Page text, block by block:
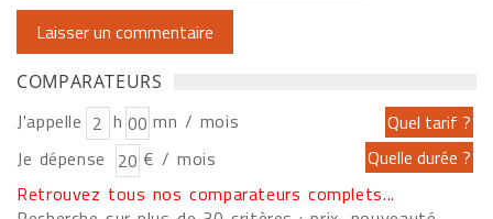
COMPARATEURS
J'appelle h
mn / mois
Je dépense
€ / mois
Retrouvez tous nos comparateurs complets...